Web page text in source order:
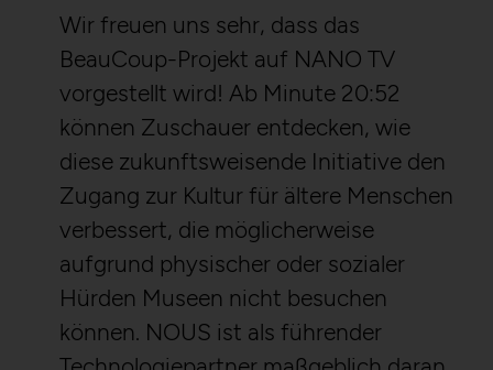
Wir freuen uns sehr, dass das
BeauCoup-Projekt auf NANO TV
vorgestellt wird! Ab Minute 20:52
können Zuschauer entdecken, wie
diese zukunftsweisende Initiative den
Zugang zur Kultur für ältere Menschen
verbessert, die möglicherweise
aufgrund physischer oder sozialer
Hürden Museen nicht besuchen
können. NOUS ist als führender